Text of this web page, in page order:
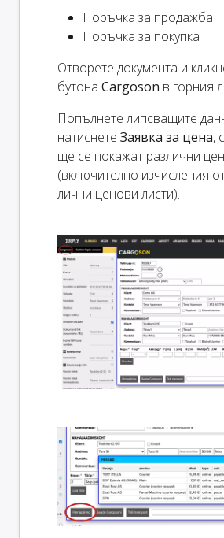
Поръчка за продажба
Поръчка за покупка
Отворете документа и
бутона Cargoson в горния
Попълнете липсващите
натиснете Заявка за цена,
ще се покажат различни
(включително изчисления
лични ценови листи).